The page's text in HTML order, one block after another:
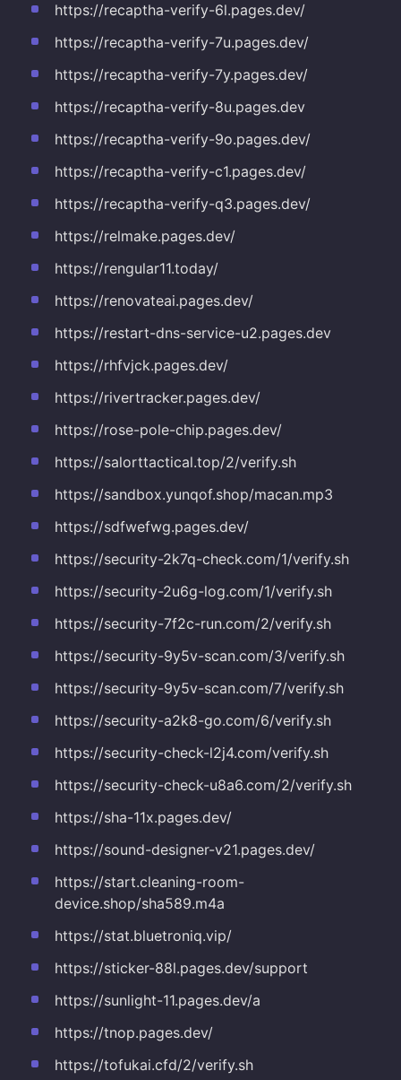
https://recaptha-verify-6l.pages.dev/
https://recaptha-verify-7u.pages.dev/
https://recaptha-verify-7y.pages.dev/
https://recaptha-verify-8u.pages.dev
https://recaptha-verify-9o.pages.dev/
https://recaptha-verify-c1.pages.dev/
https://recaptha-verify-q3.pages.dev/
https://relmake.pages.dev/
https://rengular11.today/
https://renovateai.pages.dev/
https://restart-dns-service-u2.pages.dev
https://rhfvjck.pages.dev/
https://rivertracker.pages.dev/
https://rose-pole-chip.pages.dev/
https://salorttactical.top/2/verify.sh
https://sandbox.yunqof.shop/macan.mp3
https://sdfwefwg.pages.dev/
https://security-2k7q-check.com/1/verify.sh
https://security-2u6g-log.com/1/verify.sh
https://security-7f2c-run.com/2/verify.sh
https://security-9y5v-scan.com/3/verify.sh
https://security-9y5v-scan.com/7/verify.sh
https://security-a2k8-go.com/6/verify.sh
https://security-check-l2j4.com/verify.sh
https://security-check-u8a6.com/2/verify.sh
https://sha-11x.pages.dev/
https://sound-designer-v21.pages.dev/
https://start.cleaning-room-
device.shop/sha589.m4a
https://stat.bluetroniq.vip/
https://sticker-88l.pages.dev/support
https://sunlight-11.pages.dev/a
https://tnop.pages.dev/
https://tofukai.cfd/2/verify.sh